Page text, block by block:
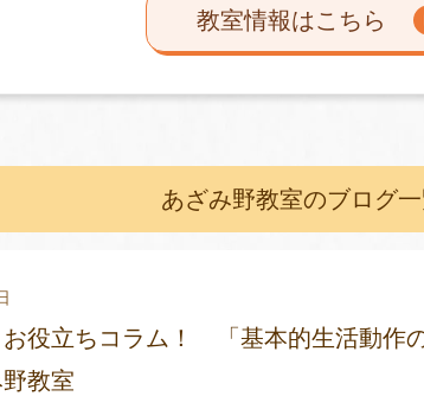
教室情報はこちら
あざみ野教室のブログ
役立ちコラム！ 「基本的生活動作
教室